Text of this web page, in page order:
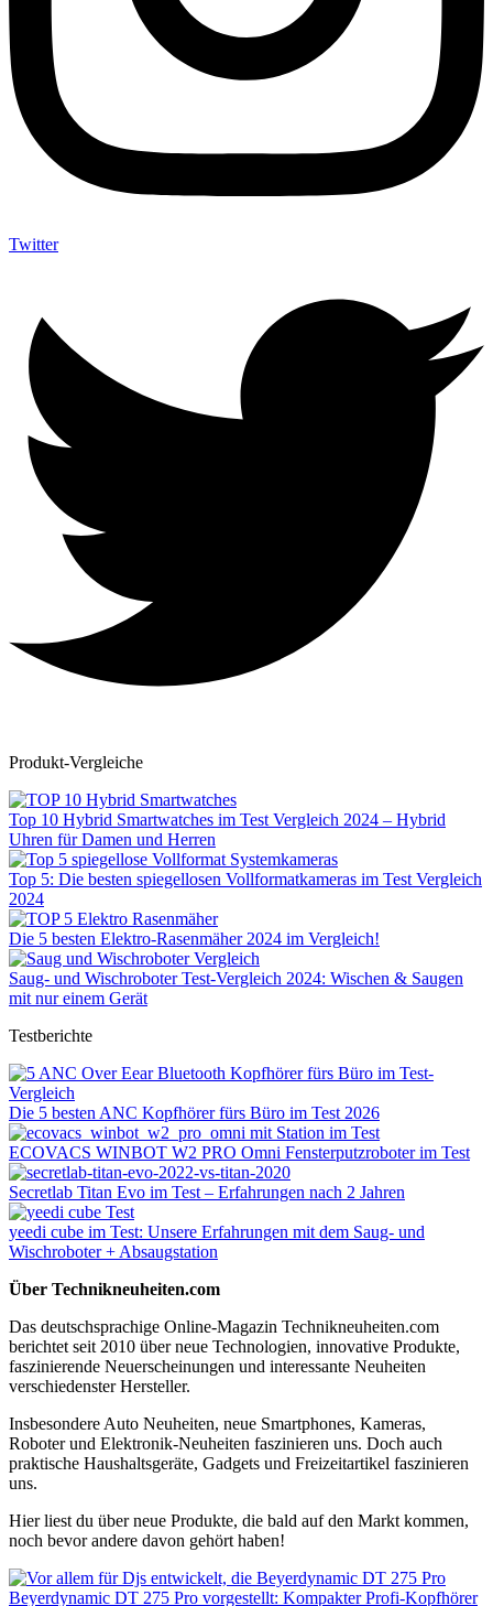
Twitter
Produkt-Vergleiche
Top 10 Hybrid Smartwatches im Test Vergleich 2024 – Hybrid
Uhren für Damen und Herren
Top 5: Die besten spiegellosen Vollformatkameras im Test Vergleich
2024
Die 5 besten Elektro-Rasenmäher 2024 im Vergleich!
Saug- und Wischroboter Test-Vergleich 2024: Wischen & Saugen
mit nur einem Gerät
Testberichte
Die 5 besten ANC Kopfhörer fürs Büro im Test 2026
ECOVACS WINBOT W2 PRO Omni Fensterputzroboter im Test
Secretlab Titan Evo im Test – Erfahrungen nach 2 Jahren
yeedi cube im Test: Unsere Erfahrungen mit dem Saug- und
Wischroboter + Absaugstation
Über Technikneuheiten.com
Das deutschsprachige Online-Magazin Technikneuheiten.com
berichtet seit 2010 über neue Technologien, innovative Produkte,
faszinierende Neuerscheinungen und interessante Neuheiten
verschiedenster Hersteller.
Insbesondere Auto Neuheiten, neue Smartphones, Kameras,
Roboter und Elektronik-Neuheiten faszinieren uns. Doch auch
praktische Haushaltsgeräte, Gadgets und Freizeitartikel faszinieren
uns.
Hier liest du über neue Produkte, die bald auf den Markt kommen,
noch bevor andere davon gehört haben!
Beyerdynamic DT 275 Pro vorgestellt: Kompakter Profi-Kopfhörer